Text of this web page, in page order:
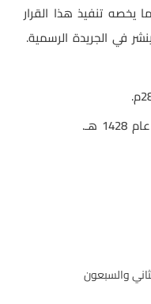
تنفيذ هذا القرار
في الجريدة الرسمية.
هـ.
والسبعون